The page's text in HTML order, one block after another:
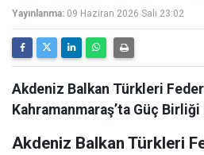
Yayınlanma: 09 Haziran 2026 Salı 23:02
Akdeniz Balkan Türkleri
Kahramanmaraş’ta Güç Birliği
Akdeniz Balkan Türkleri